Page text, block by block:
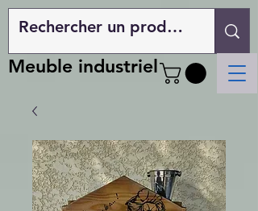
Meuble industriel